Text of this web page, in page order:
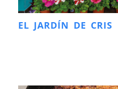
EL JARDÍN DE CRIS